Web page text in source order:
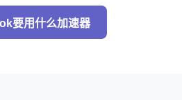
要用什么加速器